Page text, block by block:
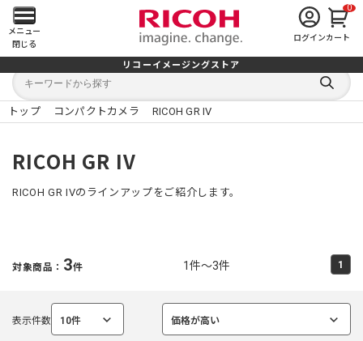
メ
イ
ン
メ
ニ
ュ
を
く
メニュー
閉じる
ログイン
0
カート
リコーイメージングストア
キ
ワ
ー
キ
検
索
る
トップ コンパクトカメラ RICOH GR IV
RICOH GR IV
RICOH GR IVのラインアップをご紹介します。
対象商品： 3件 1件～3件 1
表示件数 10件
選
価格が高い
選